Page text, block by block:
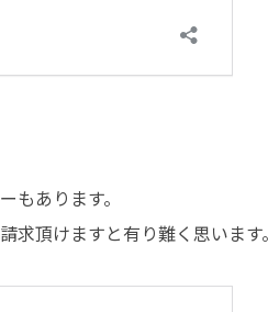
あります。
頂けますと有り難く思います。